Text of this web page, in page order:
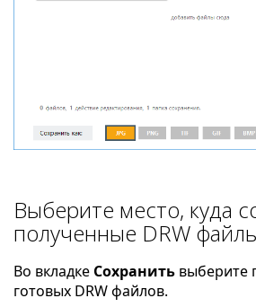
Выберите место, куда
полученные DRW
Во вкладке Сохранить выберите
готовых DRW файлов.